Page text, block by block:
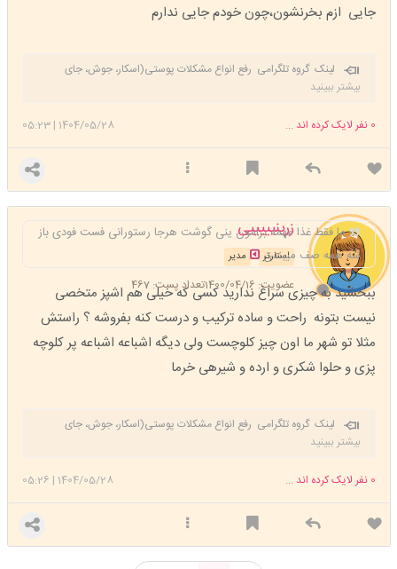
جایی ازم بخرنشون،چون خودم جایی ندارم
لینک گروه تلگرامی رفع انواع مشکلات پوستی(اسکار، جوش، جای
جوش، لک)
بیشتر ببینید
1404/05/28
|
05:23 0 نفر لایک کرده اند ...
زرینیییییی
مدیر استارتر
عضویت: 1400/04/16 تعداد پست: 467
ما فقط غذا مهمه برامون ینی گوشت هرجا رستورانی فست فودی باز
شه همه صف میبندن
ببخشید به چیزی سراغ ندارید کسی که خیلی هم اشپز متخصی
نیست بتونه راحت و ساده ترکیب و درست کنه بفروشه ؟ راستش
مثلا تو شهر ما اون چیز کلوچست ولی دیگه اشباعه اشباعه پر کلوچه
پزی و حلوا شکری و ارده و شیرهی خرما
لینک گروه تلگرامی رفع انواع مشکلات پوستی(اسکار، جوش، جای
جوش، لک)
بیشتر ببینید
1404/05/28
|
05:26 0 نفر لایک کرده اند ...